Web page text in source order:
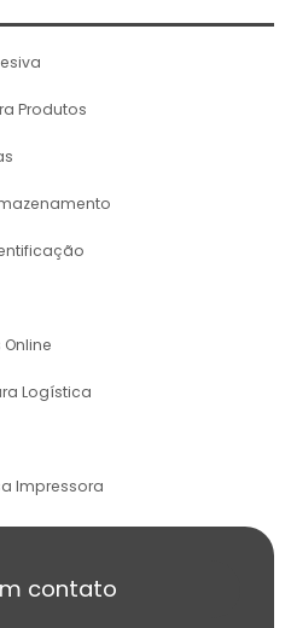
Produtos
Logística
Impressora
Congelados
contato